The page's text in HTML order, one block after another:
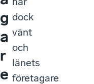
g
a
r
e
dock
vänt
och
länets
företagare